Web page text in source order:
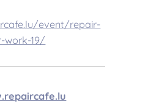
event/repair-
work-19/